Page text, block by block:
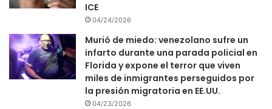
ICE
04/24/2026
Murió de miedo: venezolano sufre un
infarto durante una parada policial en
Florida y expone el terror que viven
miles de inmigrantes perseguidos por
la presión migratoria en EE.UU.
04/23/2026